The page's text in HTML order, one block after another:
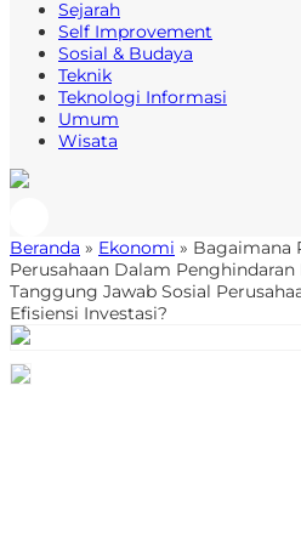
Sejarah
Self Improvement
Sosial & Budaya
Teknik
Teknologi Informasi
Umum
Wisata
Beranda » Ekonomi » Bagaimana
Perusahaan Dalam
Tanggung Jawab Sosial
Efisiensi Investasi?